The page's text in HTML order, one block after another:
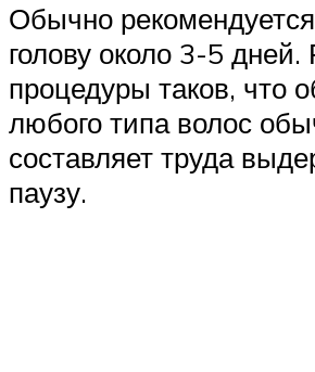
Обычно
голову около 3-5 дней.
процедуры таков, что
любого типа волос
составляет труда
паузу.